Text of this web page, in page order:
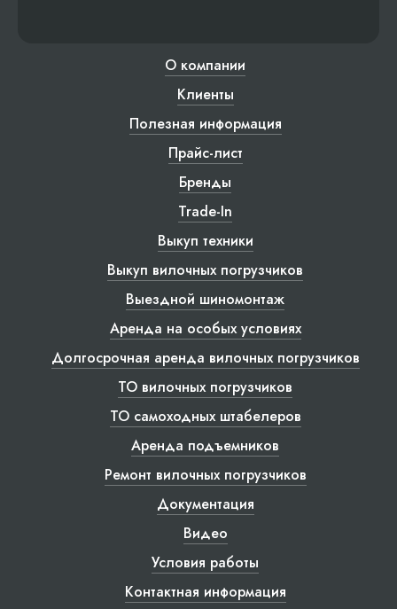
О компании
Клиенты
Полезная информация
Прайс-лист
Бренды
Trade-In
Выкуп техники
Выкуп вилочных погрузчиков
Выездной шиномонтаж
Аренда на особых условиях
Долгосрочная аренда вилочных погрузчиков
ТО вилочных погрузчиков
ТО самоходных штабелеров
Аренда подъемников
Ремонт вилочных погрузчиков
Документация
Видео
Условия работы
Контактная информация